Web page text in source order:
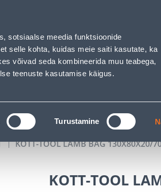
sotsiaalse meedia funktsioonide
selle kohta, kuidas meie saiti kasutate, ka
võivad seda kombineerida muu teabega,
teenuste kasutamise käigus.
Turustamine
Logi sisse
JÄRELMAKS
KOTT-TOOL LAMB BAG 130X80X20/
KOTT-TOOL